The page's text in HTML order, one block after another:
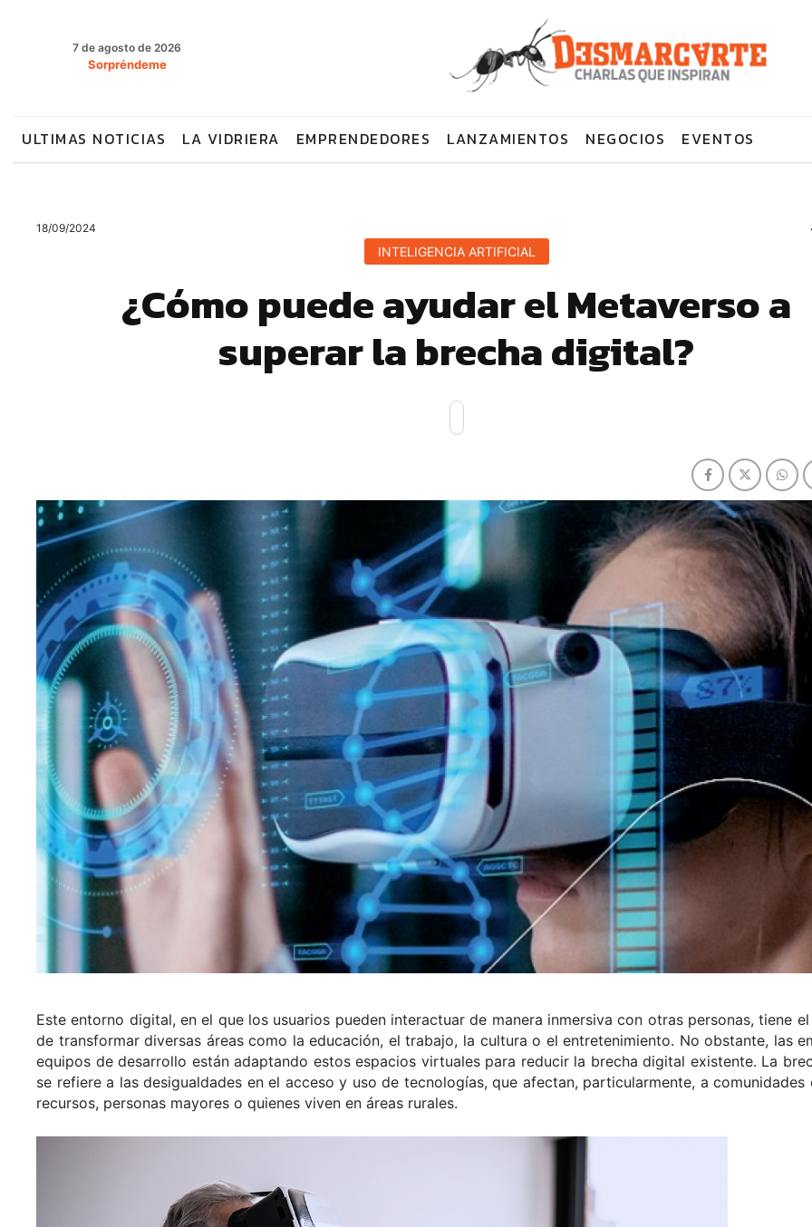
7 de agosto de 2026
Sorpréndeme
ULTIMAS NOTICIAS LA VIDRIERA EMPRENDEDORES LANZAMIENTOS NEGOCIOS EVENTOS
18/09/2024
INTELIGENCIA ARTIFICIAL
¿Cómo puede ayudar el Metaverso a
superar la brecha digital?
Este entorno digital, en el que los usuarios pueden interactuar de manera inmersiva con otras personas, tiene
de transformar diversas áreas como la educación, el trabajo, la cultura o el entretenimiento. No obstante, las
equipos de desarrollo están adaptando estos espacios virtuales para reducir la brecha digital existente. La
se refiere a las desigualdades en el acceso y uso de tecnologías, que afectan, particularmente, a comunidades
recursos, personas mayores o quienes viven en áreas rurales.